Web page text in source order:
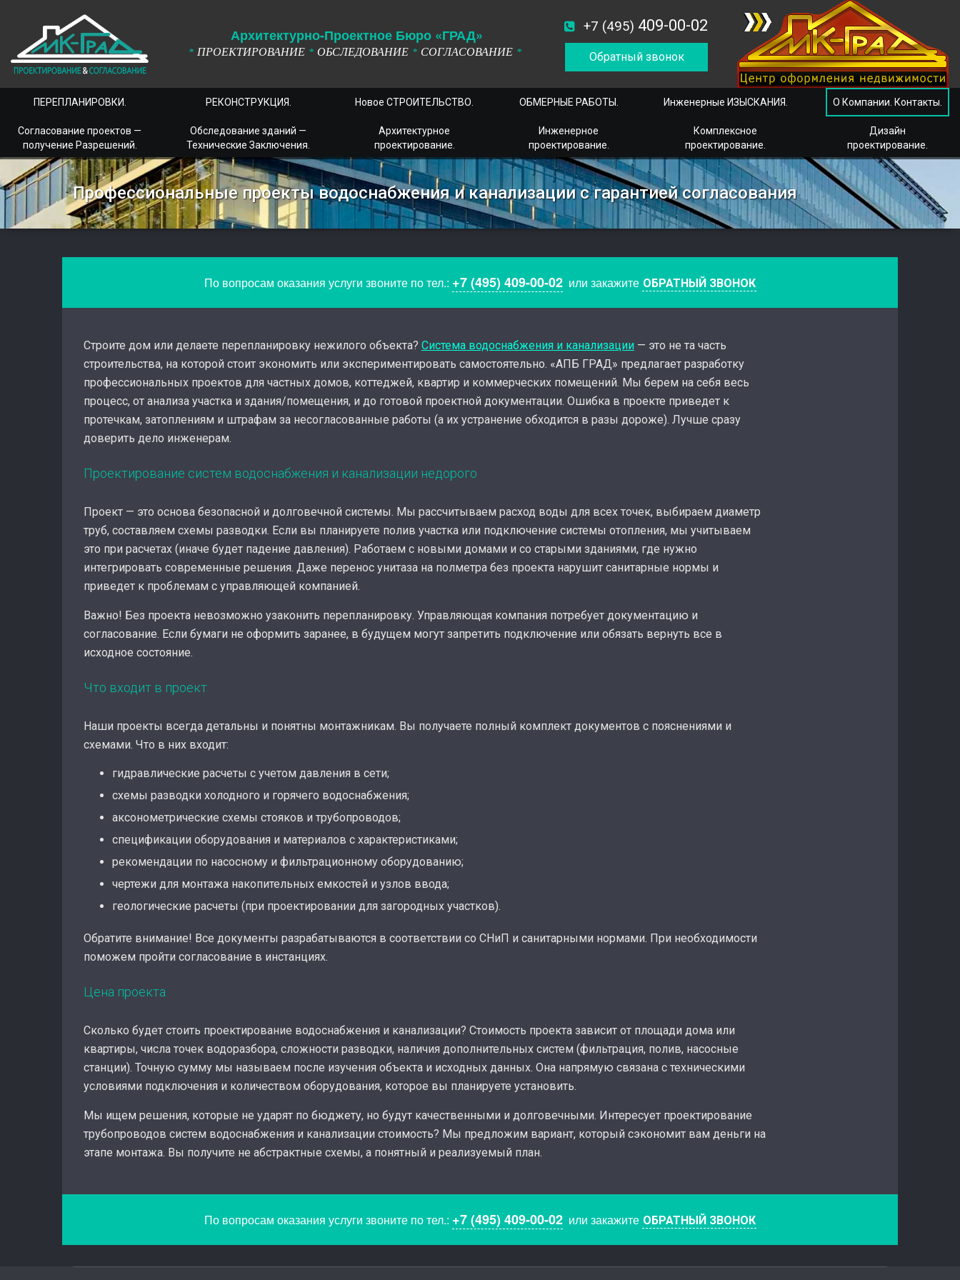
Архитектурно-Проектное Бюро «ГРАД»
* ПРОЕКТИРОВАНИЕ * ОБСЛЕДОВАНИЕ * СОГЛАСОВАНИЕ *
+7 (495) 409-00-02
Обратный звонок
ПЕРЕПЛАНИРОВКИ. РЕКОНСТРУКЦИЯ. Новое СТРОИТЕЛЬСТВО. ОБМЕРНЫЕ РАБОТЫ. Инженерные ИЗЫСКАНИЯ. О Компании. Контакты.
Согласование проектов —
получение Разрешений.
Обследование зданий —
Технические Заключения.
Архитектурное
проектирование.
Инженерное
проектирование.
Комплексное
проектирование.
Дизайн
проектирование.
Профессиональные проекты водоснабжения и канализации с гарантией согласования
По вопросам оказания услуги звоните по тел.: +7 (495) 409-00-02или закажите ОБРАТНЫЙ ЗВОНОК
Строите дом или делаете перепланировку нежилого объекта? Система водоснабжения и канализации — это не та часть
строительства, на которой стоит экономить или экспериментировать самостоятельно. «АПБ ГРАД» предлагает разработку
профессиональных проектов для частных домов, коттеджей, квартир и коммерческих помещений. Мы берем на себя весь
процесс, от анализа участка и здания/помещения, и до готовой проектной документации. Ошибка в проекте приведет к
протечкам, затоплениям и штрафам за несогласованные работы (а их устранение обходится в разы дороже). Лучше сразу
доверить дело инженерам.
Проектирование систем водоснабжения и канализации недорого
Проект — это основа безопасной и долговечной системы. Мы рассчитываем расход воды для всех точек, выбираем диаметр
труб, составляем схемы разводки. Если вы планируете полив участка или подключение системы отопления, мы учитываем
это при расчетах (иначе будет падение давления). Работаем с новыми домами и со старыми зданиями, где нужно
интегрировать современные решения. Даже перенос унитаза на полметра без проекта нарушит санитарные нормы и
приведет к проблемам с управляющей компанией.
Важно! Без проекта невозможно узаконить перепланировку. Управляющая компания потребует документацию и
согласование. Если бумаги не оформить заранее, в будущем могут запретить подключение или обязать вернуть все в
исходное состояние.
Что входит в проект
Наши проекты всегда детальны и понятны монтажникам. Вы получаете полный комплект документов с пояснениями и
схемами. Что в них входит:
гидравлические расчеты с учетом давления в сети;
схемы разводки холодного и горячего водоснабжения;
аксонометрические схемы стояков и трубопроводов;
спецификации оборудования и материалов с характеристиками;
рекомендации по насосному и фильтрационному оборудованию;
чертежи для монтажа накопительных емкостей и узлов ввода;
геологические расчеты (при проектировании для загородных участков).
Обратите внимание! Все документы разрабатываются в соответствии со СНиП и санитарными нормами. При необходимости
поможем пройти согласование в инстанциях.
Цена проекта
Сколько будет стоить проектирование водоснабжения и канализации? Стоимость проекта зависит от площади дома или
квартиры, числа точек водоразбора, сложности разводки, наличия дополнительных систем (фильтрация, полив, насосные
станции). Точную сумму мы называем после изучения объекта и исходных данных. Она напрямую связана с техническими
условиями подключения и количеством оборудования, которое вы планируете установить.
Мы ищем решения, которые не ударят по бюджету, но будут качественными и долговечными. Интересует проектирование
трубопроводов систем водоснабжения и канализации стоимость? Мы предложим вариант, который сэкономит вам деньги на
этапе монтажа. Вы получите не абстрактные схемы, а понятный и реализуемый план.
По вопросам оказания услуги звоните по тел.: +7 (495) 409-00-02или закажите ОБРАТНЫЙ ЗВОНОК